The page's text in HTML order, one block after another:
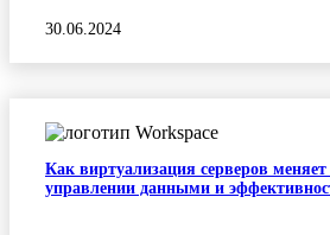
30.06.2024
Как виртуализация серверов
управлении данными и